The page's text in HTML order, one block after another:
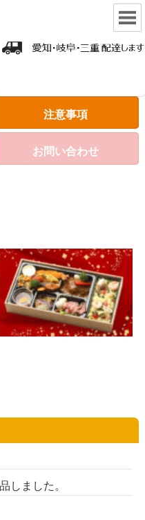
注意事項
お問い合わせ
しました。